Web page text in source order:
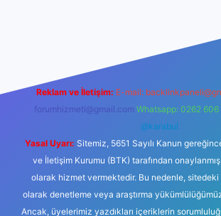
Reklam ve İletişim: E-mail:
forumhizmeti@gmail.com Whatsapp: 0262 606
@karabul
Yasal Uyarı: Sitemiz, 5651 Sayılı Kanun
ve İletişim Kurumu (BTK) tarafından onaylanmış
olarak hizmet vermektedir. Bu nedenle,
olarak denetleme veya araştırma
Ancak, üyelerimiz yazdıkları içeriklerin